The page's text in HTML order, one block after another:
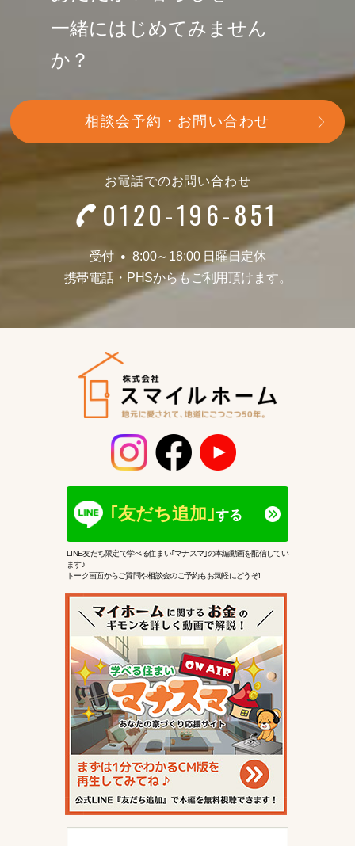
一緒にはじめてみません
か？
相談会予約・お問い合わせ
お電話でのお問い合わせ
0120-196-851
受付 ●
8:00～18:00 日曜日定休
携帯電話・ PHSからもご利用頂けます。
｢友だち追加｣する
LINE友だち限定で学べる住まい｢マナスマ｣の本編動画を配信してい
ます♪
トーク画面からご質問や相談会のご予約もお気軽にどうぞ!